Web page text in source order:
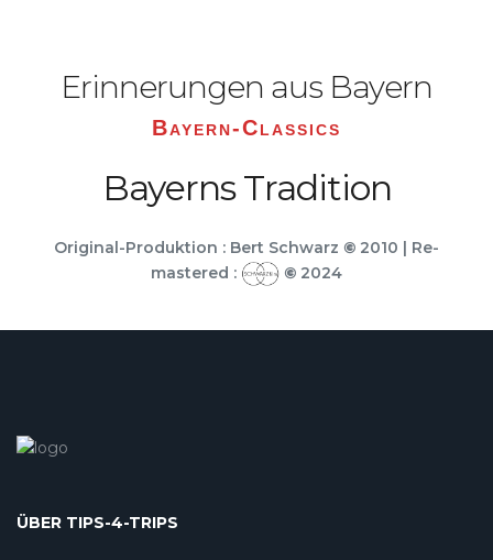
Erinnerungen aus Bayern
Bayern-Classics
Bayerns Tradition
Original-Produktion : Bert Schwarz © 2010 | Re-
mastered :
© 2024
ÜBER TIPS-4-TRIPS